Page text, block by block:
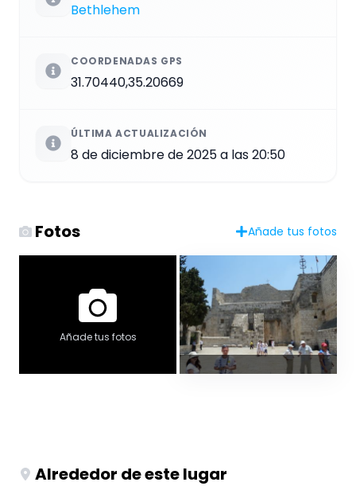
Bethlehem
COORDENADAS GPS
31.70440,35.20669
ÚLTIMA ACTUALIZACIÓN
8 de diciembre de 2025 a las 20:50
Fotos Añade tus fotos
Añade tus fotos
Alrededor de este lugar